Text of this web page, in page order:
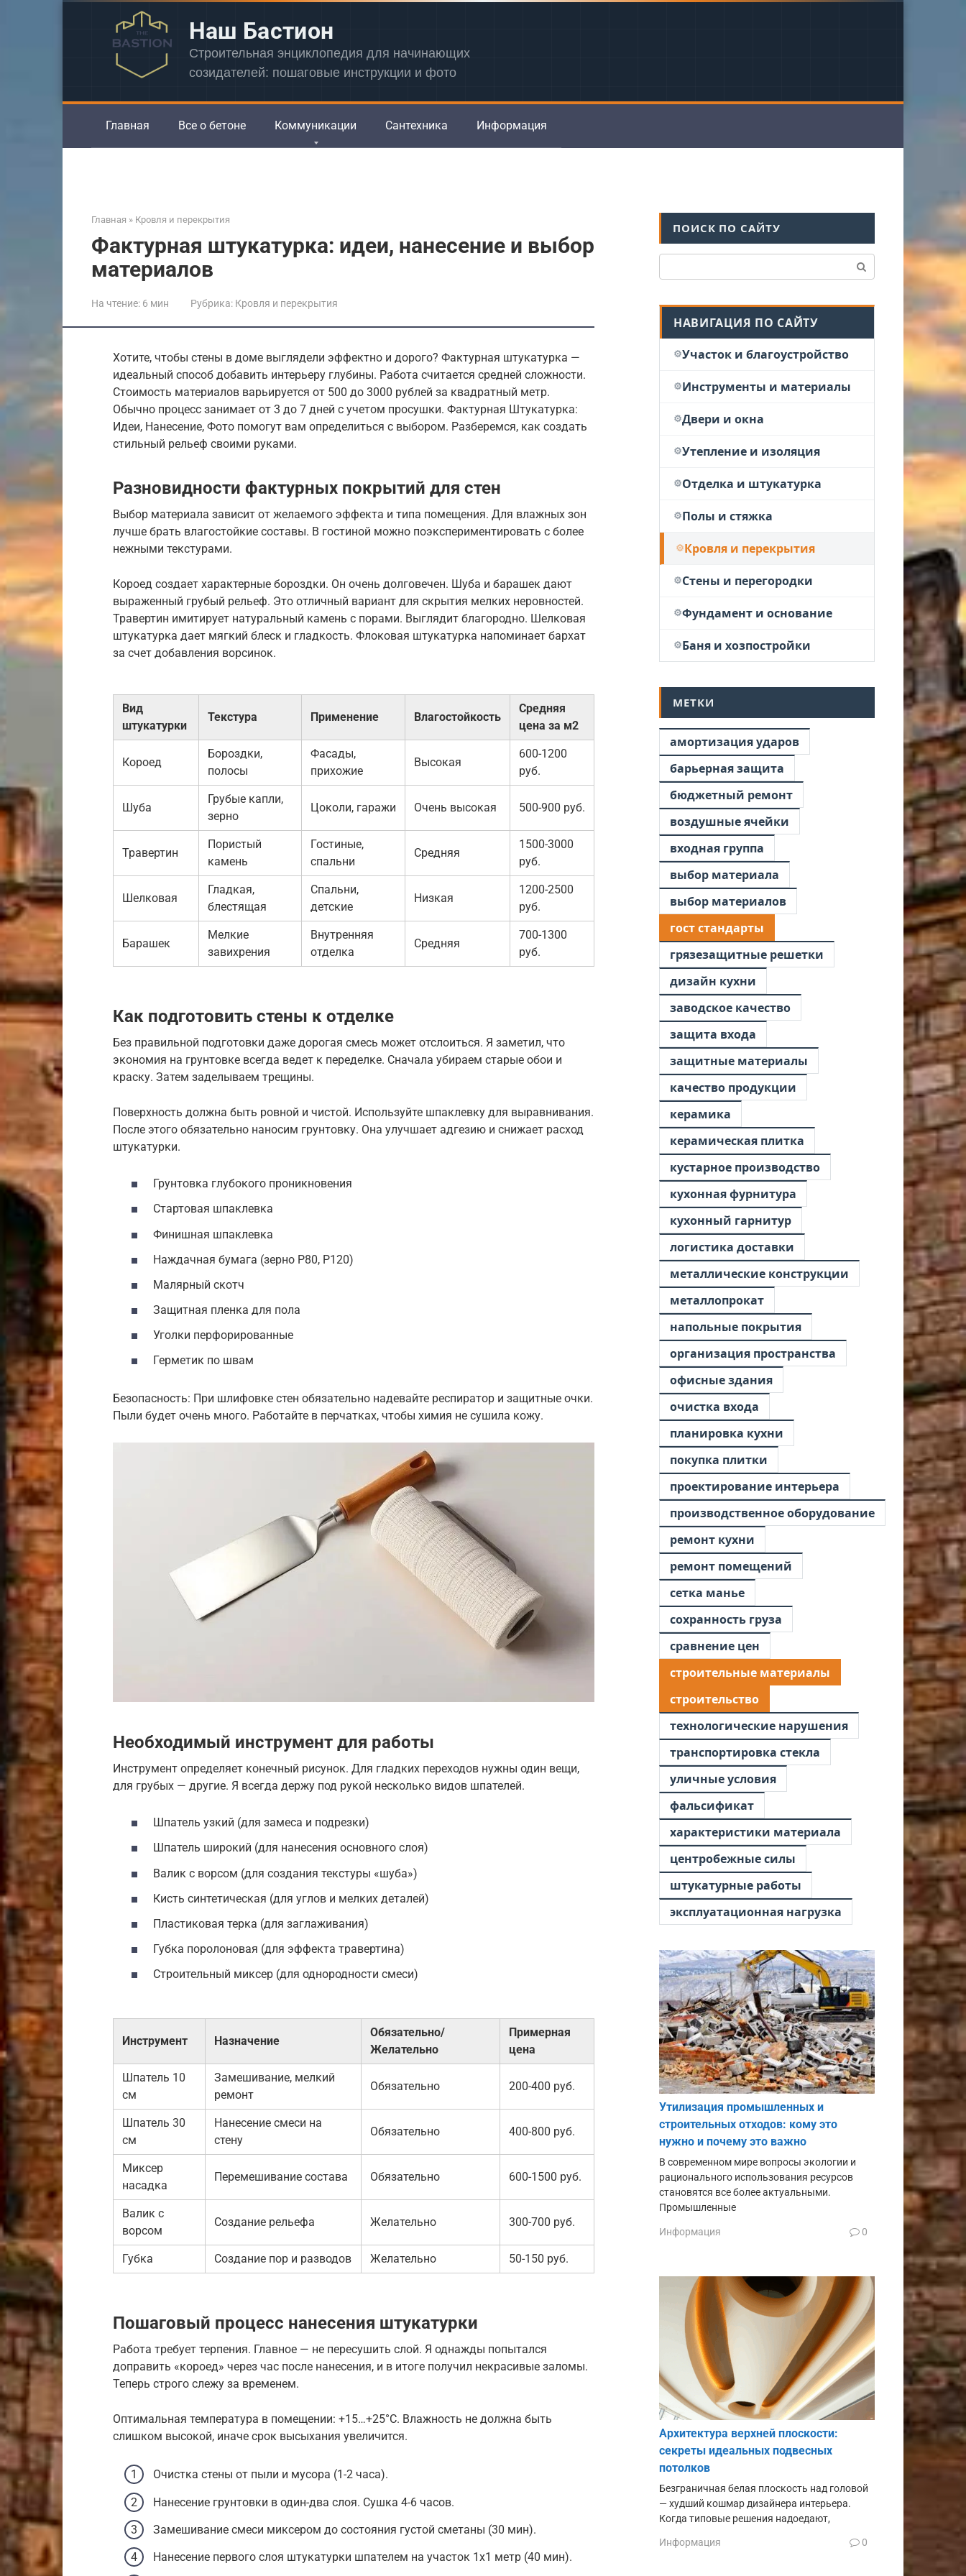
Наш Бастион
Строительная энциклопедия для начинающих
созидателей: пошаговые инструкции и фото
Главная Все о бетоне Коммуникации Сантехника Информация
Главная » Кровля и перекрытия
Фактурная штукатурка: идеи, нанесение и выбор
материалов
На чтение: 6 мин Рубрика: Кровля и перекрытия
Хотите, чтобы стены в доме выглядели эффектно и дорого? Фактурная штукатурка —
идеальный способ добавить интерьеру глубины. Работа считается средней сложности.
Стоимость материалов варьируется от 500 до 3000 рублей за квадратный метр.
Обычно процесс занимает от 3 до 7 дней с учетом просушки. Фактурная Штукатурка:
Идеи, Нанесение, Фото помогут вам определиться с выбором. Разберемся, как создать
стильный рельеф своими руками.
Разновидности фактурных покрытий для стен
Выбор материала зависит от желаемого эффекта и типа помещения. Для влажных зон
лучше брать влагостойкие составы. В гостиной можно поэкспериментировать с более
нежными текстурами.
Короед создает характерные бороздки. Он очень долговечен. Шуба и барашек дают
выраженный грубый рельеф. Это отличный вариант для скрытия мелких неровностей.
Травертин имитирует натуральный камень с порами. Выглядит благородно. Шелковая
штукатурка дает мягкий блеск и гладкость. Флоковая штукатурка напоминает бархат
за счет добавления ворсинок.
Вид
штукатурки
Текстура Применение Влагостойкость
Средняя
цена за м2
Короед
Бороздки,
полосы
Фасады,
прихожие
Высокая
600-1200
руб.
Шуба
Грубые капли,
зерно
Цоколи, гаражи Очень высокая 500-900 руб.
Травертин
Пористый
камень
Гостиные,
спальни
Средняя
1500-3000
руб.
Шелковая
Гладкая,
блестящая
Спальни,
детские
Низкая
1200-2500
руб.
Барашек
Мелкие
завихрения
Внутренняя
отделка
Средняя
700-1300
руб.
Как подготовить стены к отделке
Без правильной подготовки даже дорогая смесь может отслоиться. Я заметил, что
экономия на грунтовке всегда ведет к переделке. Сначала убираем старые обои и
краску. Затем заделываем трещины.
Поверхность должна быть ровной и чистой. Используйте шпаклевку для выравнивания.
После этого обязательно наносим грунтовку. Она улучшает адгезию и снижает расход
штукатурки.
Грунтовка глубокого проникновения
Стартовая шпаклевка
Финишная шпаклевка
Наждачная бумага (зерно P80, P120)
Малярный скотч
Защитная пленка для пола
Уголки перфорированные
Герметик по швам
Безопасность: При шлифовке стен обязательно надевайте респиратор и защитные очки.
Пыли будет очень много. Работайте в перчатках, чтобы химия не сушила кожу.
Необходимый инструмент для работы
Инструмент определяет конечный рисунок. Для гладких переходов нужны один вещи,
для грубых — другие. Я всегда держу под рукой несколько видов шпателей.
Шпатель узкий (для замеса и подрезки)
Шпатель широкий (для нанесения основного слоя)
Валик с ворсом (для создания текстуры «шуба»)
Кисть синтетическая (для углов и мелких деталей)
Пластиковая терка (для заглаживания)
Губка поролоновая (для эффекта травертина)
Строительный миксер (для однородности смеси)
Инструмент Назначение
Обязательно/
Желательно
Примерная
цена
Шпатель 10
см
Замешивание, мелкий
ремонт
Обязательно 200-400 руб.
Шпатель 30
см
Нанесение смеси на
стену
Обязательно 400-800 руб.
Миксер
насадка
Перемешивание состава Обязательно 600-1500 руб.
Валик с
ворсом
Создание рельефа Желательно 300-700 руб.
Губка Создание пор и разводов Желательно 50-150 руб.
Пошаговый процесс нанесения штукатурки
Работа требует терпения. Главное — не пересушить слой. Я однажды попытался
доправить «короед» через час после нанесения, и в итоге получил некрасивые заломы.
Теперь строго слежу за временем.
Оптимальная температура в помещении: +15…+25°C. Влажность не должна быть
слишком высокой, иначе срок высыхания увеличится.
Очистка стены от пыли и мусора (1-2 часа).
Нанесение грунтовки в один-два слоя. Сушка 4-6 часов.
Замешивание смеси миксером до состояния густой сметаны (30 мин).
Нанесение первого слоя штукатурки шпателем на участок 1х1 метр (40 мин).
ПОИСК ПО САЙТУ
НАВИГАЦИЯ ПО САЙТУ
Участок и благоустройство
Инструменты и материалы
Двери и окна
Утепление и изоляция
Отделка и штукатурка
Полы и стяжка
Кровля и перекрытия
Стены и перегородки
Фундамент и основание
Баня и хозпостройки
МЕТКИ
амортизация ударов
барьерная защита
бюджетный ремонт
воздушные ячейки
входная группа
выбор материала
выбор материалов
гост стандарты
грязезащитные решетки
дизайн кухни
заводское качество
защита входа
защитные материалы
качество продукции
керамика
керамическая плитка
кустарное производство
кухонная фурнитура
кухонный гарнитур
логистика доставки
металлические конструкции
металлопрокат
напольные покрытия
организация пространства
офисные здания
очистка входа
планировка кухни
покупка плитки
проектирование интерьера
производственное оборудование
ремонт кухни
ремонт помещений
сетка манье
сохранность груза
сравнение цен
строительные материалы
строительство
технологические нарушения
транспортировка стекла
уличные условия
фальсификат
характеристики материала
центробежные силы
штукатурные работы
эксплуатационная нагрузка
Утилизация промышленных и
строительных отходов: кому это
нужно и почему это важно
В современном мире вопросы экологии и
рационального использования ресурсов
становятся все более актуальными.
Промышленные
Информация 0
Архитектура верхней плоскости:
секреты идеальных подвесных
потолков
Безграничная белая плоскость над головой
— худший кошмар дизайнера интерьера.
Когда типовые решения надоедают,
Информация 0